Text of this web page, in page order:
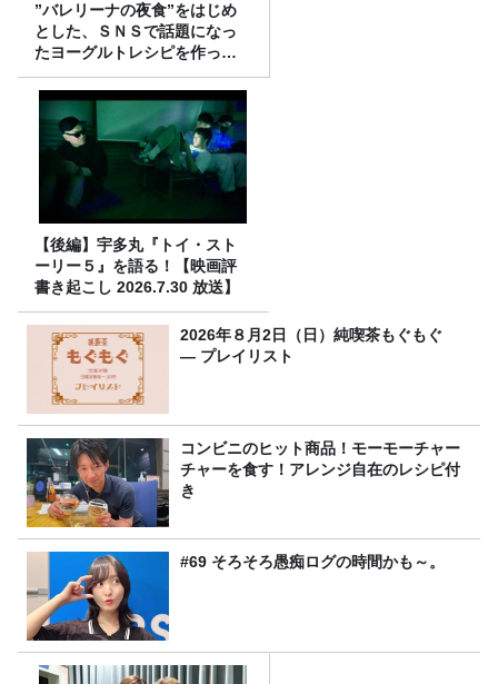
”バレリーナの夜食”をはじめ
とした、ＳＮＳで話題になっ
たヨーグルトレシピを作って
みた！
【後編】宇多丸『トイ・スト
ーリー５』を語る！【映画評
書き起こし 2026.7.30 放送】
2026年８月2日（日）純喫茶もぐもぐ
― プレイリスト
コンビニのヒット商品！モーモーチャー
チャーを食す！アレンジ自在のレシピ付
き
#69 そろそろ愚痴ログの時間かも～。